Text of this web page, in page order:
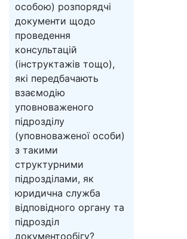
особою) розпорядчі
документи щодо
проведення
консультацій
(інструктажів тощо),
які передбачають
взаємодію
уповноваженого
підрозділу
(уповноваженої особи)
з такими
структурними
підрозділами, як
юридична служба
відповідного органу та
підрозділ
документообігу?